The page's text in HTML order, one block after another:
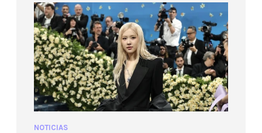
NOTICIAS